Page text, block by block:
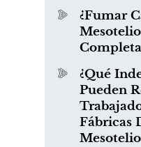
¿Fumar
Completa
¿Qué
Pueden
Fábricas